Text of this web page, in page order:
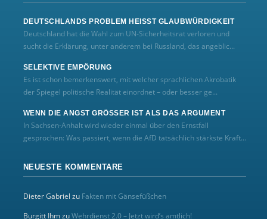
DEUTSCHLANDS PROBLEM HEISST GLAUBWÜRDIGKEIT
Deutschland hat die Wahl zum UN‑Sicherheitsrat verloren und
sucht die Erklärung, unter anderem bei Russland, das angeblic...
SELEKTIVE EMPÖRUNG
Es ist schon bemerkenswert, mit welcher sprachlichen Akrobatik
der Spiegel politische Realität einordnet – oder besser ge...
WENN DIE ANGST GRÖSSER IST ALS DAS ARGUMENT
In Sachsen-Anhalt wird wieder einmal über den Ernstfall
gesprochen: Was passiert, wenn die AfD tatsächlich stärkste Kraft...
NEUESTE KOMMENTARE
Dieter Gabriel zu Fakten mit Gänsefüßchen
Burgitt IhmzuWehrdienst 2.0 – Jetzt wird’s amtlich!